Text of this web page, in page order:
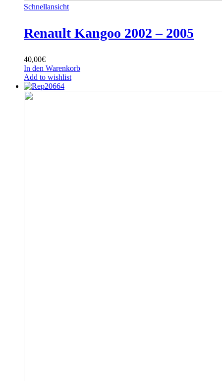
Schnellansicht
Renault Kangoo 2002 – 2005
40,00€
In den Warenkorb
Add to wishlist